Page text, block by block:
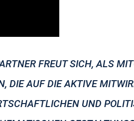
FREUT SICH, ALS
DIE AUF DIE AKTIVE
UND